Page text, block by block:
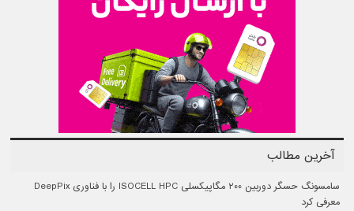
آخرین مطالب
سامسونگ حسگر دوربین ۲۰۰ مگاپیکسلی ISOCELL HPC را با فناوری DeepPix
معرفی کرد